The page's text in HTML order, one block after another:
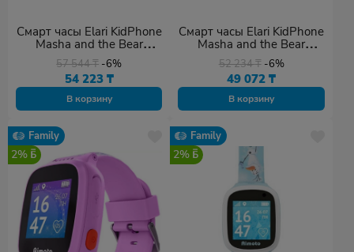
Смарт часы Elari KidPhone
Masha and the Bear
оранжевый
57 544₸ -6%
54 223 ₸
В корзину
Смарт часы Elari KidPhone
Masha and the Bear
черный
52 234₸ -6%
49 072₸
В корзину
Family
2%
Family
2%